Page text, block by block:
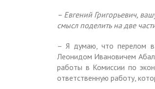
– Евгений Григорьевич,
смысл поделить на две
– Я думаю, что перелом
Леонидом Ивановичем
работы в Комиссии по
ответственную работу,